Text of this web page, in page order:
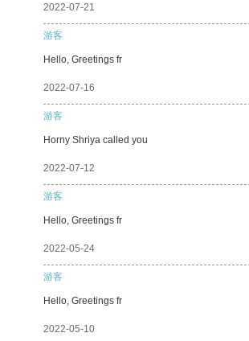
2022-07-21
游客
Hello, Greetings fr
2022-07-16
游客
Horny Shriya called you
2022-07-12
游客
Hello, Greetings fr
2022-05-24
游客
Hello, Greetings fr
2022-05-10